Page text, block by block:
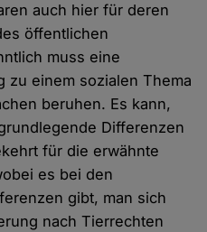
auch hier für deren
öffentlichen
muss eine
zu einem sozialen Thema
beruhen. Es kann,
Differenzen
für die erwähnte
es bei den
gibt, man sich
nach Tierrechten